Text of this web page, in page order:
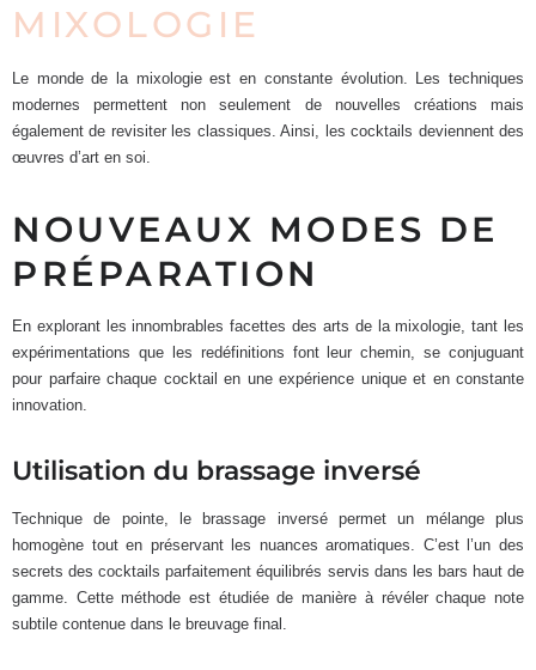
MIXOLOGIE
Le monde de la mixologie est en constante évolution. Les techniques
modernes permettent non seulement de nouvelles créations mais
également de revisiter les classiques. Ainsi, les cocktails deviennent des
œuvres d’art en soi.
NOUVEAUX MODES DE
PRÉPARATION
En explorant les innombrables facettes des arts de la mixologie, tant les
expérimentations que les redéfinitions font leur chemin, se conjuguant
pour parfaire chaque cocktail en une expérience unique et en constante
innovation.
Utilisation du brassage inversé
Technique de pointe, le brassage inversé permet un mélange plus
homogène tout en préservant les nuances aromatiques. C’est l’un des
secrets des cocktails parfaitement équilibrés servis dans les bars haut de
gamme. Cette méthode est étudiée de manière à révéler chaque note
subtile contenue dans le breuvage final.